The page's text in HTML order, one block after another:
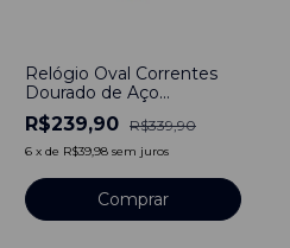
Relógio Oval Correntes
Dourado de Aço
Inoxidável
R$239,90 R$339,90
6 x de R$39,98 sem juros
Comprar